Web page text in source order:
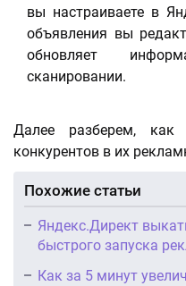
вы настраиваете в
объявления вы
обновляет
сканировании.
Далее разберем, как
конкурентов в их
Похожие статьи
Яндекс.Директ
быстрого запуска
Как за 5 минут